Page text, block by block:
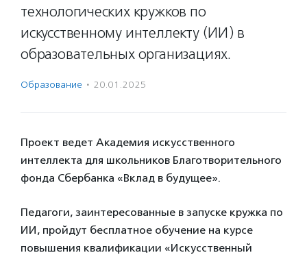
технологических кружков по
искусственному интеллекту (ИИ) в
образовательных организациях.
Образование · 20.01.2025
Проект ведет Академия искусственного
интеллекта для школьников Благотворительного
фонда Сбербанка «Вклад в будущее».
Педагоги, заинтересованные в запуске кружка по
ИИ, пройдут бесплатное обучение на курсе
повышения квалификации «Искусственный